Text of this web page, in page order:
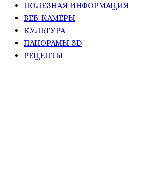
ПОЛЕЗНАЯ ИНФОРМАЦИЯ
ВЕБ-КАМЕРЫ
КУЛЬТУРА
ПАНОРАМЫ ЗD
РЕЦЕПТЫ